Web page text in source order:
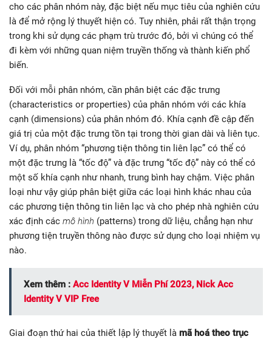
cho các phân nhóm này, đặc biệt nếu mục tiêu của nghiên cứu
là để mở rộng lý thuyết hiện có. Tuy nhiên, phải rất thận trọng
trong khi sử dụng các phạm trù trước đó, bởi vì chúng có thể
đi kèm với những quan niệm truyền thống và thành kiến phổ
biến.
Đối với mỗi phân nhóm, cần phân biệt các đặc trưng
(characteristics or properties) của phân nhóm với các khía
cạnh (dimensions) của phân nhóm đó. Khía cạnh đề cập đến
giá trị của một đặc trưng tồn tại trong thời gian dài và liên tục.
Ví dụ, phân nhóm “phương tiện thông tin liên lạc” có thể có
một đặc trưng là “tốc độ” và đặc trưng “tốc độ” này có thể có
một số khía cạnh như nhanh, trung bình hay chậm. Việc phân
loại như vậy giúp phân biệt giữa các loại hình khác nhau của
các phương tiện thông tin liên lạc và cho phép nhà nghiên cứu
xác định các mô hình (patterns) trong dữ liệu, chẳng hạn như
phương tiện truyền thông nào được sử dụng cho loại nhiệm vụ
nào.
Xem thêm : Acc Identity V Miễn Phí 2023, Nick Acc
Identity V VIP Free
Giai đoạn thứ hai của thiết lập lý thuyết là mã hoá theo trục